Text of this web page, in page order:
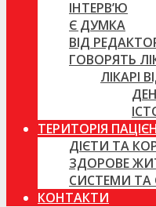
ІНТЕРВ’Ю
Є ДУМКА
ВІД
ГОВОРЯТЬ
ЛІКАРІ
ТЕРИТОРІЯ
ДІЄТИ ТА
ЗДОРОВЕ
СИСТЕМИ ТА
КОНТАКТИ